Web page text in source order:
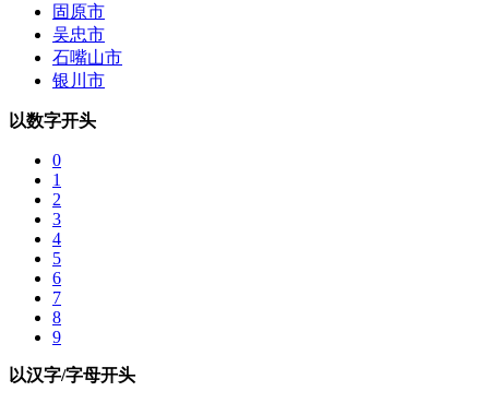
固原市
吴忠市
石嘴山市
银川市
以数字开头
0
1
2
3
4
5
6
7
8
9
以汉字/字母开头